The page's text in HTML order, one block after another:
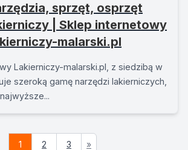
sprzęt, osprzęt
| Sklep internetowy
malarski.pl
Lakierniczy-malarski.pl, z siedzibą w
szeroką gamę narzędzi lakierniczych,
1 2 3 »